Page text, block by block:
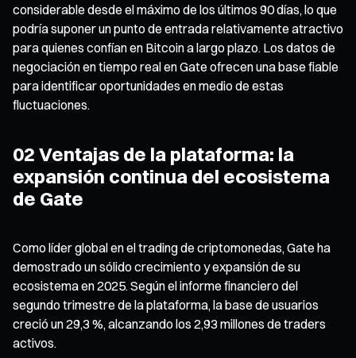
considerable desde el máximo de los últimos 90 días, lo que
podría suponer un punto de entrada relativamente atractivo
para quienes confían en Bitcoin a largo plazo. Los datos de
negociación en tiempo real en Gate ofrecen una base fiable
para identificar oportunidades en medio de estas
fluctuaciones.
02 Ventajas de la plataforma: la
expansión continua del ecosistema
de Gate
Como líder global en el trading de criptomonedas, Gate ha
demostrado un sólido crecimiento y expansión de su
ecosistema en 2025. Según el informe financiero del
segundo trimestre de la plataforma, la base de usuarios
creció un 29,3 %, alcanzando los 2,93 millones de traders
activos.